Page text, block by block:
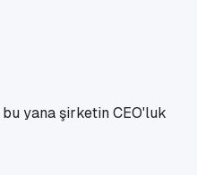
yana şirketin CEO'luk